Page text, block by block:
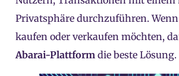
Privatsphäre durchzuführen.
kaufen oder verkaufen möchten,
Abarai-Plattform die beste Lösung.